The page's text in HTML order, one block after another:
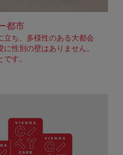
都市
立ち、多様性のある大都会
性別の壁はありません。
す。